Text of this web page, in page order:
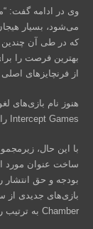
می‌شود، بسیار
که در طی آن چندین
بهترین فرصت را
از فرنچایزهای
Intercept Games را تعطیل کرد و تعداد زیادی از کارکنان Private Division نیز اخراج شدند.
Chamber به ترتیب روی توسعه بازی‌های Judas و BioShock 4 کار می‌کنند.